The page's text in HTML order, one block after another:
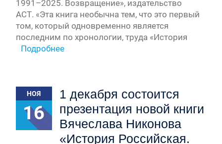
1991–2025. Возвращение», издательство
АСТ. «Эта книга необычна тем, что это первый
том, который одновременно является
последним по хронологии, труда «История
Подробнее
НОЯ
16
1 декабря состоится
презентация новой книги
Вячеслава Никонова
«История Российская.